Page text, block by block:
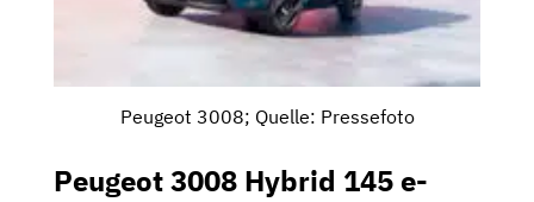
Peugeot 3008; Quelle: Pressefoto
Peugeot 3008 Hybrid 145 e-